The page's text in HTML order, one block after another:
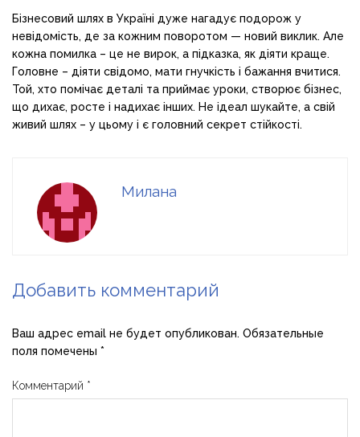
Бізнесовий шлях в Україні дуже нагадує подорож у
невідомість, де за кожним поворотом — новий виклик. Але
кожна помилка – це не вирок, а підказка, як діяти краще.
Головне – діяти свідомо, мати гнучкість і бажання вчитися.
Той, хто помічає деталі та приймає уроки, створює бізнес,
що дихає, росте і надихає інших. Не ідеал шукайте, а свій
живий шлях – у цьому і є головний секрет стійкості.
Милана
Добавить комментарий
Ваш адрес email не будет опубликован. Обязательные
поля помечены *
Комментарий *